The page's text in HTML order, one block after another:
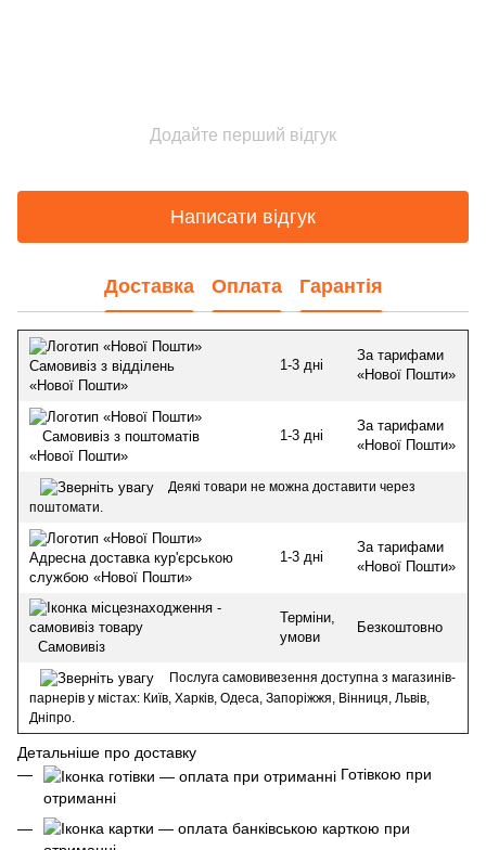
Додайте перший відгук
Написати відгук
Доставка Оплата Гарантія
Самовивіз з відділень
«Нової Пошти»
1-3 дні
За тарифами
«Нової Пошти»
Самовивіз з поштоматів
«Нової Пошти»
1-3 дні
За тарифами
«Нової Пошти»
Деякі товари не можна доставити через
поштомати.
Адресна доставка кур'єрською
службою «Нової Пошти»
1-3 дні
За тарифами
«Нової Пошти»
Самовивіз
Терміни,
умови
Безкоштовно
Послуга самовивезення доступна з магазинів-
парнерів у містах: Київ, Харків, Одеса, Запоріжжя, Вінниця, Львів,
Дніпро.
Детальніше про доставку
Готівкою при
отриманні